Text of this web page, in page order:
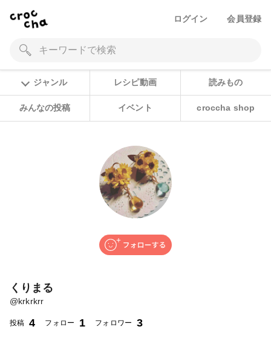
ログイン 会員登録
ジャンル レシピ動画 読みもの
みんなの投稿 イベント croccha shop
くりまる
@krkrkrr
投稿 4 フォロー 1 フォロワー 3